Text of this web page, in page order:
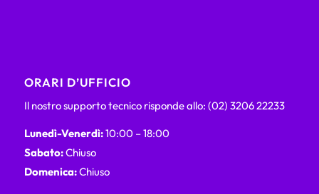
ORARI D’UFFICIO
Il nostro supporto tecnico risponde allo: (02) 3206 22233
Lunedì-Venerdì:10:00 – 18:00
Sabato:Chiuso
Domenica:Chiuso